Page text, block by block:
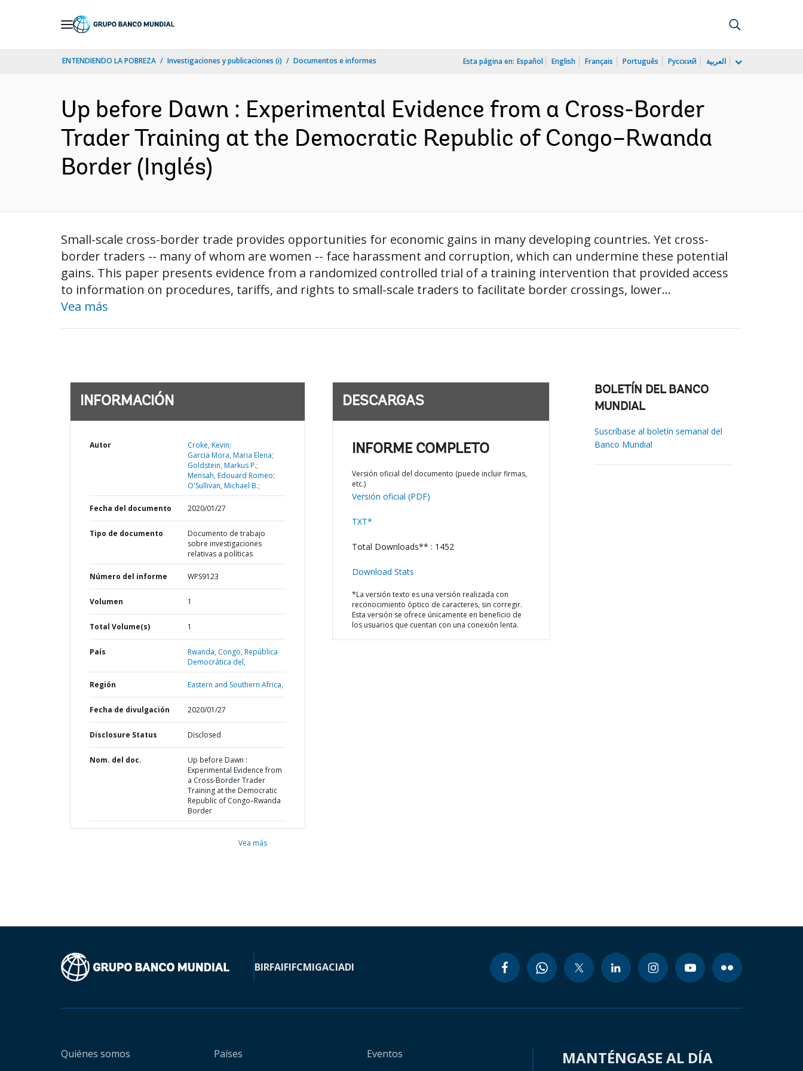
ENTENDIENDO LA POBREZA Investigaciones y publicaciones (i) Documentos e informes Esta página en: Español English Français Português Русский العربية
Up before Dawn : Experimental Evidence from a Cross-Border
Trader Training at the Democratic Republic of Congo–Rwanda
Border (Inglés)
Small-scale cross-border trade provides opportunities for economic gains in many developing countries. Yet cross-
border traders -- many of whom are women -- face harassment and corruption, which can undermine these potential
gains. This paper presents evidence from a randomized controlled trial of a training intervention that provided access
to information on procedures, tariffs, and rights to small-scale traders to facilitate border crossings, lower...
Vea más
INFORMACIÓN
Autor
Croke, Kevin;
Garcia Mora, Maria Elena;
Goldstein, Markus P.;
Mensah, Edouard Romeo;
O'Sullivan, Michael B.;
Fecha del documento 2020/01/27
Tipo de documento
Documento de trabajo
sobre investigaciones
relativas a políticas
Número del informe WPS9123
Volumen 1
Total Volume(s) 1
País Rwanda, Congo,República
Democrática del,
Región Eastern and Southern Africa,
Fecha de divulgación 2020/01/27
Disclosure Status Disclosed
Nom. del doc.
Up before Dawn :
Experimental Evidence from
a Cross-Border Trader
Training at the Democratic
Republic of Congo–Rwanda
Border
Vea más
DESCARGAS
INFORME COMPLETO
Versión oficial del documento (puede incluir firmas,
etc.)
Versión oficial (PDF)
TXT*
Total Downloads** : 1452
Download Stats
*La versión texto es una versión realizada con
reconocimiento óptico de caracteres, sin corregir.
Esta versión se ofrece únicamente en beneficio de
los usuarios que cuentan con una conexión lenta.
BOLETÍN DEL BANCO
MUNDIAL
Suscríbase al boletín semanal del
Banco Mundial
BIRFAIFIFCMIGACIADI
Quiénes somos Países Eventos
MANTÉNGASE AL DÍA